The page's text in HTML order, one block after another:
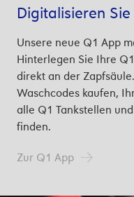
Digitalisieren
Unsere neue Q1 App
Hinterlegen Sie Ihre
direkt an der
Waschcodes kaufen,
alle Q1 Tankstellen
finden.
Zur Q1 App